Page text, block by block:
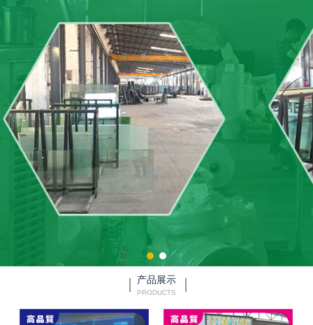
产品展示
PRODUCTS